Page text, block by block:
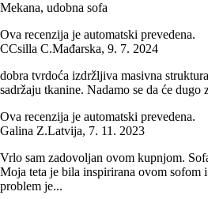
Mekana, udobna sofa
Ova recenzija je automatski prevedena.
CCsilla C.Mađarska, 9. 7. 2024
dobra tvrdoća izdržljiva masivna
sadržaju tkanine. Nadamo se da će
Ova recenzija je automatski prevedena.
Galina Z.Latvija, 7. 11. 2023
Vrlo sam zadovoljan ovom kupnjom.
Moja teta je bila inspirirana ovom sofom
problem je...